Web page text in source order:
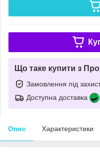
Що таке купити з
Замовлення під
Доступна доставка
Опис Характеристики